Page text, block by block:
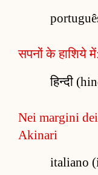
सपनों के हाशिये
हिन्दी
Nei margini
Akinari
italiano